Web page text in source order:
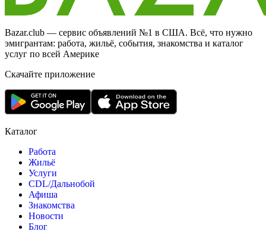
Bazar.club — сервис объявлений №1 в США. Всё, что нужно
эмигрантам: работа, жильё, события, знакомства и каталог
услуг по всей Америке
Скачайте приложение
Каталог
Работа
Жильё
Услуги
CDL/Дальнобой
Афиша
Знакомства
Новости
Блог